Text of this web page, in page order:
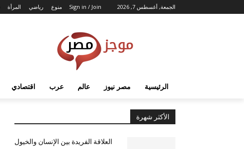
الجمعة, أغسطس 7, 2026 Sign in / Join المرأة رياضي منوع
الرئيسية مصر نيوز عالم عرب اقتصادي
الأكثر شهرة
العلاقة الفريدة بين الإنسان والخيول